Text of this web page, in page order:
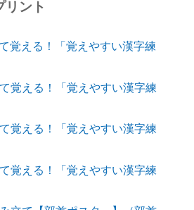
リント
覚える！「覚えやすい漢字練
覚える！「覚えやすい漢字練
覚える！「覚えやすい漢字練
覚える！「覚えやすい漢字練